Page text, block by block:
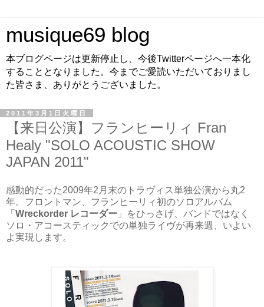
musique69 blog
本ブログページは更新停止し、今後Twitterページへ一本化
することとなりました。今までご愛読いただいておりまし
た皆さま、ありがとうございました。
2011年3月1日火曜日
【来日公演】フランヒーリィ Fran
Healy "SOLO ACOUSTIC SHOW
JAPAN 2011"
感動的だった2009年2月末のトラヴィス単独公演から丸2
年。フロントマン、フランヒーリィ初のソロアルバム
「 Wreckorder レコーダー 」をひっさげ、バンドではなく
ソロ・アコースティックでの単独ライヴが再来週、いよい
よ実現します。